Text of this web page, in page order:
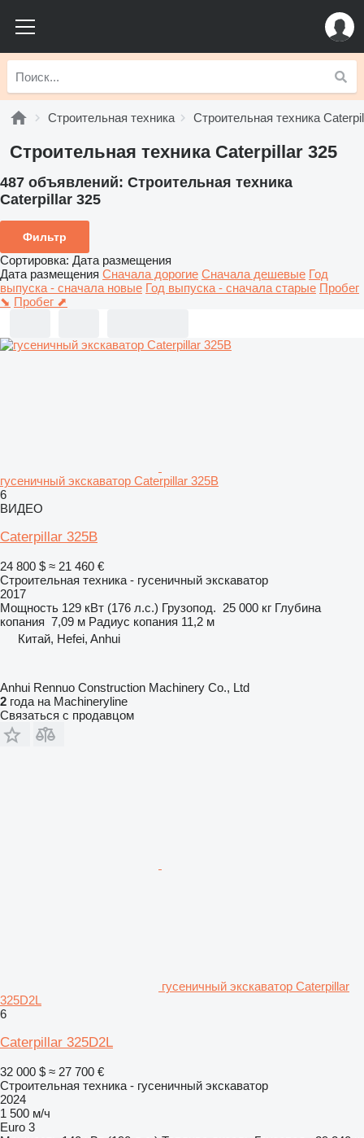
Строительная техника Строительная техника
Строительная техника Caterpillar 325
487 объявлений: Строительная техника
Caterpillar 325
Фильтр
Сортировка: Дата размещения
Дата размещения Сначала дорогие Сначала дешевые Год
выпуска - сначала новые Год выпуска - сначала старые Пробег
⬊ Пробег ⬈
гусеничный экскаватор Caterpillar 325B
6
ВИДЕО
Caterpillar 325B
24 800 $ ≈ 21 460 €
Строительная техника - гусеничный экскаватор
2017
Мощность 129 кВт (176 л.с.) Грузопод. 25 000 кг Глубина
копания 7,09 м Радиус копания 11,2 м
Китай, Hefei, Anhui
Anhui Rennuo Construction Machinery Co., Ltd
2 года на Machineryline
Связаться с продавцом
гусеничный экскаватор Caterpillar
325D2L
6
Caterpillar 325D2L
32 000 $ ≈ 27 700 €
Строительная техника - гусеничный экскаватор
2024
1 500 м/ч
Euro 3